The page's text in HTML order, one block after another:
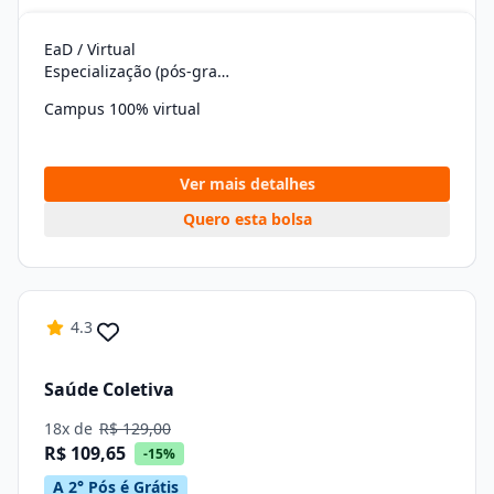
EaD / Virtual
Especialização (pós-graduação)
Campus 100% virtual
Ver mais detalhes
Quero esta bolsa
4.3
Saúde Coletiva
18x de R$ 129,00
R$ 109,65 -15%
A 2° Pós é Grátis